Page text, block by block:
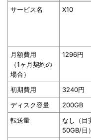
サービス名 X10
月額費用
（1ヶ月契約の
場合）
1296円
初期費用 3240円
ディスク容量
200GB
転送量
なし（目
50GB/日）